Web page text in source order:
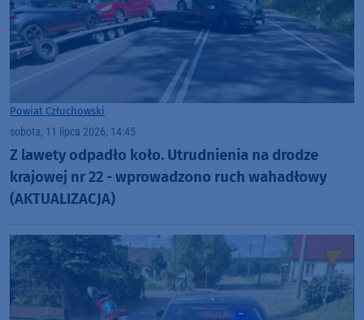
Powiat Człuchowski
sobota, 11 lipca 2026, 14:45
Z lawety odpadło koło. Utrudnienia na drodze
krajowej nr 22 - wprowadzono ruch wahadłowy
(AKTUALIZACJA)